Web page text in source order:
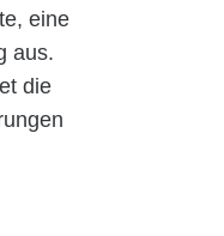
eine
aus.
die